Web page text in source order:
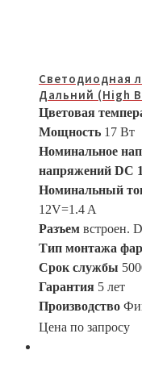
Светодиодная
Дальний (High
Цветовая
Мощность 17 Вт
Номинальное
напряжений DC
Номинальный
12V=1.4 A
Разъем встроен.
Тип монтажа
Срок службы
Гарантия 5 лет
Производство
Цена по запросу